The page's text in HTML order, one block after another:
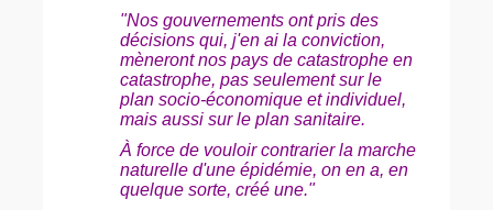
"Nos gouvernements ont pris des
décisions qui, j'en ai la conviction,
mèneront nos pays de catastrophe en
catastrophe, pas seulement sur le
plan socio-économique et individuel,
mais aussi sur le plan sanitaire.
À force de vouloir contrarier la marche
naturelle d'une épidémie, on en a, en
quelque sorte, créé une."